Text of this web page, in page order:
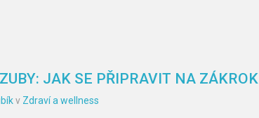
JAK SE PŘIPRAVIT NA ZÁKROK
v Zdraví a wellness